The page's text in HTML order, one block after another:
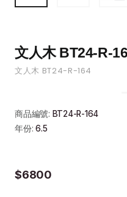
文人木 BT24-R-
文人木 BT24-R-164
商品編號: BT24-R-164
年份:6.5
$6800